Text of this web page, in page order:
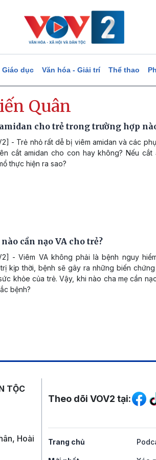
Giáo dục Văn hóa - Giải trí Thể thao
Quân
cho trẻ trong trường hợp
- Trẻ nhỏ rất dễ bị viêm amidan và các
cắt amidan cho con hay không? Nếu cắt
thực hiện ra sao?
cần nạo VA cho trẻ?
- Viêm VA không phải là bệnh nguy
kịp thời, bệnh sẽ gây ra những biến
khỏe của trẻ. Vậy, khi nào cha mẹ cần
bệnh?
TỘC
Hoài
Mạng xã hội
Theo dõi VOV2 tại:
Trang chủ